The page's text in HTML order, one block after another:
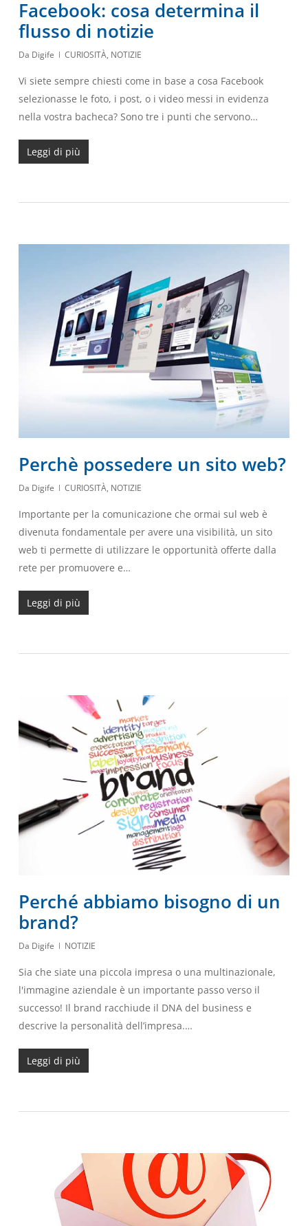
Facebook: cosa determina il
flusso di notizie
Da Digife CURIOSITÀ, NOTIZIE
Vi siete sempre chiesti come in base a cosa Facebook
selezionasse le foto, i post, o i video messi in evidenza
nella vostra bacheca? Sono tre i punti che servono…
Leggi di più
Perchè possedere un sito web?
Da Digife CURIOSITÀ, NOTIZIE
Importante per la comunicazione che ormai sul web è
divenuta fondamentale per avere una visibilità, un sito
web ti permette di utilizzare le opportunità offerte dalla
rete per promuovere e…
Leggi di più
Perché abbiamo bisogno di un
brand?
Da Digife NOTIZIE
Sia che siate una piccola impresa o una multinazionale,
l'immagine aziendale è un importante passo verso il
successo! Il brand racchiude il DNA del business e
descrive la personalità dell’impresa.…
Leggi di più